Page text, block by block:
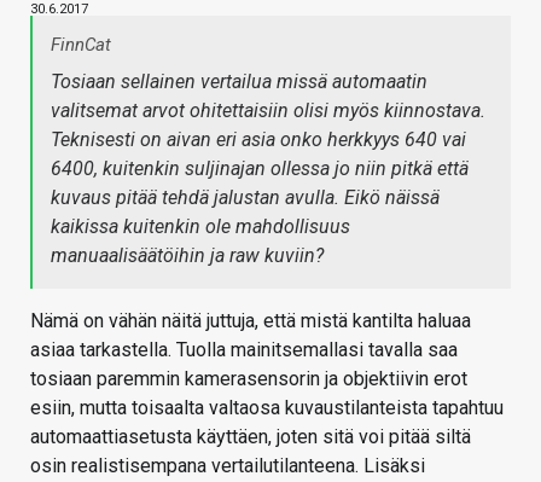
30.6.2017
FinnCat
Tosiaan sellainen vertailua missä automaatin
valitsemat arvot ohitettaisiin olisi myös kiinnostava.
Teknisesti on aivan eri asia onko herkkyys 640 vai
6400, kuitenkin suljinajan ollessa jo niin pitkä että
kuvaus pitää tehdä jalustan avulla. Eikö näissä
kaikissa kuitenkin ole mahdollisuus
manuaalisäätöihin ja raw kuviin?
Nämä on vähän näitä juttuja, että mistä kantilta haluaa
asiaa tarkastella. Tuolla mainitsemallasi tavalla saa
tosiaan paremmin kamerasensorin ja objektiivin erot
esiin, mutta toisaalta valtaosa kuvaustilanteista tapahtuu
automaattiasetusta käyttäen, joten sitä voi pitää siltä
osin realistisempana vertailutilanteena. Lisäksi